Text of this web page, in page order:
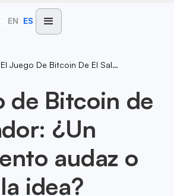
EN ES
El Juego De Bitcoin De El Salvador: ¿Un Movimiento Audaz O Una Mala Idea?
de Bitcoin de
¿Un
audaz o
idea?